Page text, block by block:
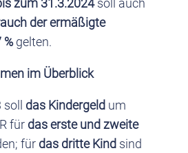
zum 31.3.2024soll auch
der ermäßigte
%gelten.
im Überblick
das Kindergeld um
für das erste und zweite
für das dritte Kind sind